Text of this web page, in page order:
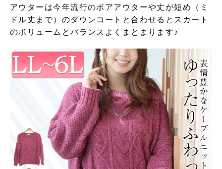
アウターは今年流行のボアアウターや丈が短め（ミ
ドル丈まで）のダウンコートと合わせるとスカート
のボリュームとバランスよくまとまります♪